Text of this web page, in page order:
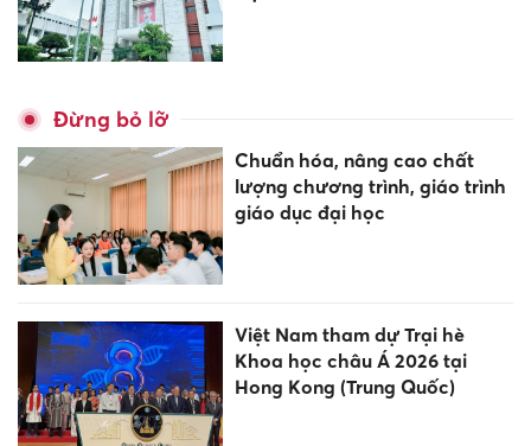
Đừng bỏ lỡ
Chuẩn hóa, nâng cao chất
lượng chương trình, giáo trình
giáo dục đại học
Việt Nam tham dự Trại hè
Khoa học châu Á 2026 tại
Hong Kong (Trung Quốc)